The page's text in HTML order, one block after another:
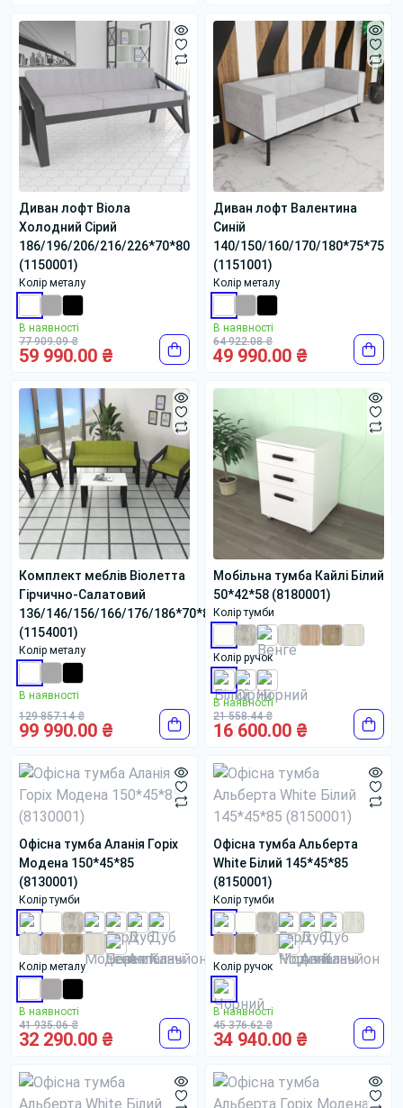
Диван лофт Віола
Холодний Сірий
186/196/206/216/226*70*80
(1150001)
Колір металу
В наявності
77 909.09 ₴
59 990.00 ₴
Диван лофт Валентина
Синій
140/150/160/170/180*75*75
(1151001)
Колір металу
В наявності
64 922.08 ₴
49 990.00 ₴
Комплект меблів Віолетта
Гірчично-Салатовий
136/146/156/166/176/186*70*80
(1154001)
Колір металу
В наявності
129 857.14 ₴
99 990.00 ₴
Мобільна тумба Кайлі Білий
50*42*58 (8180001)
Колір тумби
Колір ручок
В наявності
21 558.44 ₴
16 600.00 ₴
Офісна тумба Аланія Горіх
Модена 150*45*85
(8130001)
Колір тумби
Колір металу
В наявності
41 935.06 ₴
32 290.00 ₴
Офісна тумба Альберта
White Білий 145*45*85
(8150001)
Колір тумби
Колір ручок
В наявності
45 376.62 ₴
34 940.00 ₴